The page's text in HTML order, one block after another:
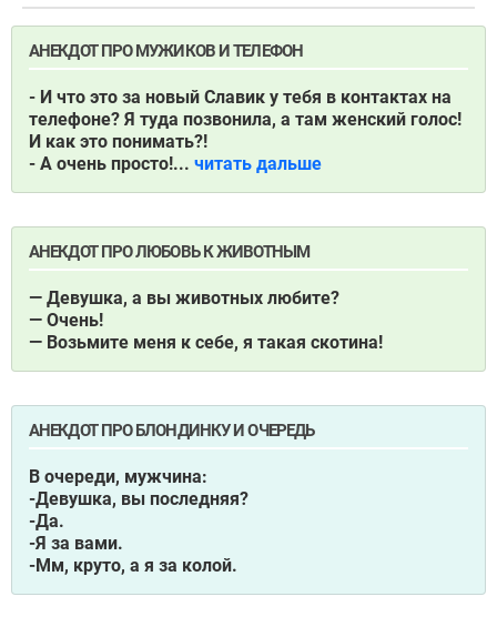
АНЕКДОТ ПРО МУЖИКОВ И ТЕЛЕФОН
- И что это за новый Славик у тебя в контактах на
телефоне? Я туда позвонила, а там женский голос!
И как это понимать?!
- А очень просто!... читать дальше
АНЕКДОТ ПРО ЛЮБОВЬ К ЖИВОТНЫМ
— Девушка, а вы животных любите?
— Очень!
— Возьмите меня к себе, я такая скотина!
АНЕКДОТ ПРО БЛОНДИНКУ И ОЧЕРЕДЬ
В очереди, мужчина:
-Девушка, вы последняя?
-Да.
-Я за вами.
-Мм, круто, а я за колой.